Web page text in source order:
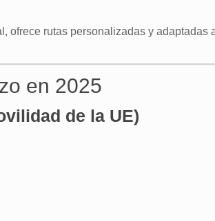
ofrece rutas personalizadas y
en 2025
de la UE)